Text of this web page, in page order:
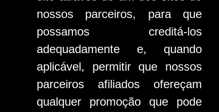
nossos parceiros, para que
possamos creditá-los
adequadamente e, quando
aplicável, permitir que nossos
parceiros afiliados ofereçam
qualquer promoção que pode